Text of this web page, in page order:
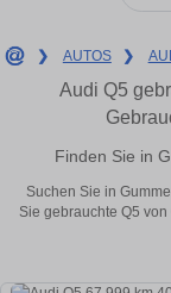
❯ AUTOS ❯
Audi Q5
Finden Sie in
Suchen Sie in
Sie gebrauchte Q5